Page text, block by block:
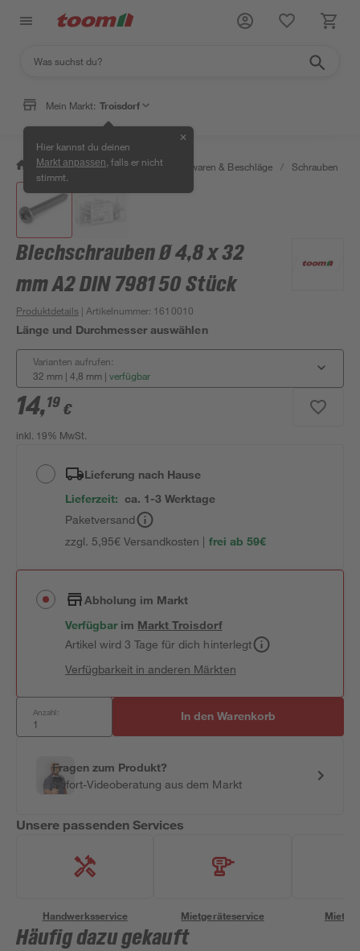
Mein Markt: Troisdorf
Hier kannst du deinen
Markt anpassen , falls er nicht
stimmt.
✕
/ Werkstatt & Maschinen / Eisenwaren & Beschläge / Schrauben
Blechschrauben Ø 4,8 x 32
mm A2 DIN 7981 50 Stück
Produktdetails | Artikelnummer: 1610010
Länge und Durchmesser auswählen
Varianten aufrufen:
32 mm | 4,8 mm | verfügbar
14,19 €
inkl. 19% MwSt.
Lieferung nach Hause
Lieferzeit: ca. 1-3 Werktage
Paketversand
zzgl. 5,95€ Versandkosten | frei ab 59€
Abholung im Markt
Verfügbar im MarktTroisdorf
Artikel wird 3 Tage für dich hinterlegt
Verfügbarkeit in anderen Märkten
Anzahl: In den Warenkorb
Fragen zum Produkt?
Sofort-Videoberatung aus dem Markt
Unsere passenden Services
Handwerksservice Mietgeräteservice
Häufig dazu gekauft